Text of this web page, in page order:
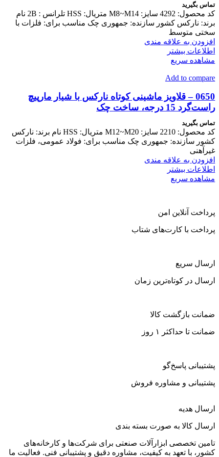
تماس بگیرید
کد محصول: 4292 سایز: M8~M14 متریال: HSS تلرانس : 2B نام
برند: نارکس کشور سازنده: جمهوری چک مناسب برای: فلزات با
سختی متوسط
افزودن به علاقه مندی
اطلاعات بیشتر
مشاهده سریع
Add to compare
0650 – قلاویز ماشینی کوتاه نارکس با شیار مارپیچ
راست‌گرد 15 درجه، ساخت چک
تماس بگیرید
کد محصول: 2210 سایز: M12~M20 متریال: HSS نام برند: نارکس
کشور سازنده: جمهوری چک مناسب برای: فولاد عمومی، فلزات
غیرآهنی
افزودن به علاقه مندی
اطلاعات بیشتر
مشاهده سریع
پرداخت آنلاین امن
پرداخت با کارت‌های شتاب
ارسال سریع
ارسال در کوتاه‌ترین زمان
ضمانت بازگشت کالا
ضمانت تا حداکثر ۱ روز
پشتیبانی پاسخ‌گو
پشتیبانی و مشاوره فروش
ارسال هدیه
ارسال کالا به صورت بسته بندی
تامین تخصصی ابزارآلات صنعتی برای شرکت‌ها و کارخانه‌های
کشور، با تعهد به کیفیت، مشاوره دقیق و پشتیبانی فنی. فعالیت ما